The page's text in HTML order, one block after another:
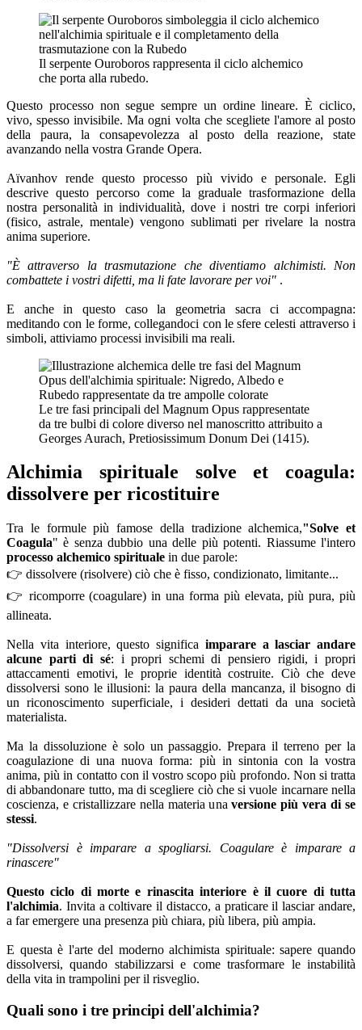
Il serpente Ouroboros rappresenta il ciclo alchemico
che porta alla rubedo.
Questo processo non segue sempre un ordine lineare. È ciclico,
vivo, spesso invisibile. Ma ogni volta che scegliete l'amore al posto
della paura, la consapevolezza al posto della reazione, state
avanzando nella vostra Grande Opera.
Aïvanhov rende questo processo più vivido e personale. Egli
descrive questo percorso come la graduale trasformazione della
nostra personalità in individualità, dove i nostri tre corpi inferiori
(fisico, astrale, mentale) vengono sublimati per rivelare la nostra
anima superiore.
"È attraverso la trasmutazione che diventiamo alchimisti. Non
combattete i vostri difetti, ma li fate lavorare per voi" .
E anche in questo caso la geometria sacra ci accompagna:
meditando con le forme, collegandoci con le sfere celesti attraverso i
simboli, attiviamo processi invisibili ma reali.
Le tre fasi principali del Magnum Opus rappresentate
da tre bulbi di colore diverso nel manoscritto attribuito a
Georges Aurach, Pretiosissimum Donum Dei (1415).
Alchimia spirituale solve et coagula:
dissolvere per ricostituire
Tra le formule più famose della tradizione alchemica,"Solve et
Coagula" è senza dubbio una delle più potenti. Riassume l'intero
processo alchemico spirituale in due parole:
👉 dissolvere (risolvere) ciò che è fisso, condizionato, limitante...
👉 ricomporre (coagulare) in una forma più elevata, più pura, più
allineata.
Nella vita interiore, questo significa imparare a lasciar andare
alcune parti di sé: i propri schemi di pensiero rigidi, i propri
attaccamenti emotivi, le proprie identità costruite. Ciò che deve
dissolversi sono le illusioni: la paura della mancanza, il bisogno di
un riconoscimento superficiale, i desideri dettati da una società
materialista.
Ma la dissoluzione è solo un passaggio. Prepara il terreno per la
coagulazione di una nuova forma: più in sintonia con la vostra
anima, più in contatto con il vostro scopo più profondo. Non si tratta
di abbandonare tutto, ma di scegliere ciò che si vuole incarnare nella
coscienza, e cristallizzare nella materia unaversione più vera di se
stessi.
"Dissolversi è imparare a spogliarsi. Coagulare è imparare a
rinascere"
Questo ciclo di morte e rinascita interiore è il cuore di tutta
l'alchimia. Invita a coltivare il distacco, a praticare il lasciar andare,
a far emergere una presenza più chiara, più libera, più ampia.
E questa è l'arte del moderno alchimista spirituale: sapere quando
dissolversi, quando stabilizzarsi e come trasformare le instabilità
della vita in trampolini per il risveglio.
Quali sono i tre principi dell'alchimia?